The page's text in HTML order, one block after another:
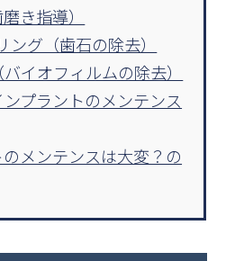
き指導）
グ（歯石の除去）
イオフィルムの除去）
プラントのメンテンス
メンテンスは大変？の